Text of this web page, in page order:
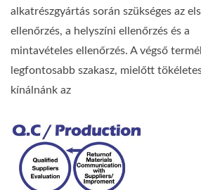
alkatrészgyártás során szükséges az
ellenőrzés, a helyszíni ellenőrzés és a
mintavételes ellenőrzés. A végső
legfontosabb szakasz, mielőtt
kínálnánk az